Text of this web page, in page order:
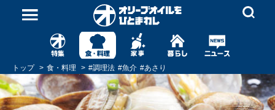
トップ 食・料理 #調理法 #魚介 #あさり